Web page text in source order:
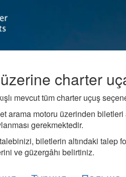
charter
mevcut tüm charter uçuş
arama motoru üzerinden
gerekmektedir.
biletlerin altındaki talep
ve güzergâhı belirtiniz.